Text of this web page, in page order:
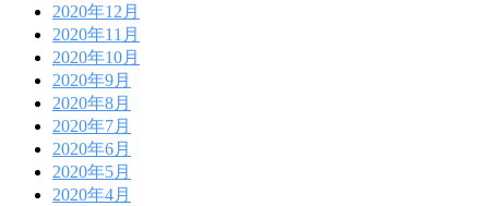
2020年12月
2020年11月
2020年10月
2020年9月
2020年8月
2020年7月
2020年6月
2020年5月
2020年4月